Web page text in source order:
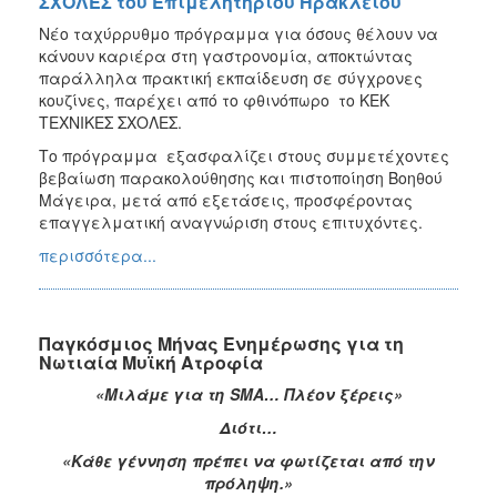
Νέο ταχύρρυθμο πρόγραμμα για όσους θέλουν να
κάνουν καριέρα στη γαστρονομία, αποκτώντας
παράλληλα πρακτική εκπαίδευση σε σύγχρονες
κουζίνες, παρέχει από το φθινόπωρο το ΚΕΚ
ΤΕΧΝΙΚΕΣ ΣΧΟΛΕΣ.
Το πρόγραμμα εξασφαλίζει στους συμμετέχοντες
βεβαίωση παρακολούθησης και πιστοποίηση Βοηθού
Μάγειρα, μετά από εξετάσεις, προσφέροντας
επαγγελματική αναγνώριση στους επιτυχόντες.
περισσότερα...
Παγκόσμιος Μήνας Ενημέρωσης για τη
Νωτιαία Μυϊκή Ατροφία
«Μιλάμε για τη SMA… Πλέον ξέρεις»
Διότι…
«Κάθε γέννηση πρέπει να φωτίζεται από την
πρόληψη.»